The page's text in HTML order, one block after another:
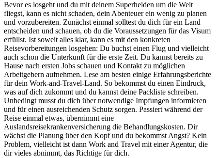
Bevor es losgeht und du mit deinem Superhelden um die Welt
fliegst, kann es nicht schaden, dein Abenteuer ein wenig zu planen
und vorzubereiten. Zunächst einmal solltest du dich für ein Land
entscheiden und schauen, ob du die Voraussetzungen für das Visum
erfüllst. Ist soweit alles klar, kann es mit den konkreten
Reisevorbereitungen losgehen: Du buchst einen Flug und vielleicht
auch schon die Unterkunft für die erste Zeit. Du kannst bereits zu
Hause nach ersten Jobs schauen und Kontakt zu möglichen
Arbeitgebern aufnehmen. Lese am besten einige Erfahrungsberichte
für dein Work-and-Travel-Land. So bekommst du einen Eindruck,
was auf dich zukommt und du kannst deine Packliste schreiben.
Unbedingt musst du dich über notwendige Impfungen informieren
und für einen ausreichenden Schutz sorgen. Passiert während der
Reise einmal etwas, übernimmt eine
Auslandsreisekrankenversicherung die Behandlungskosten. Dir
wächst die Planung über den Kopf und du bekommst Angst? Kein
Problem, vielleicht ist dann Work and Travel mit einer Agentur, die
dir vieles abnimmt, das Richtige für dich.